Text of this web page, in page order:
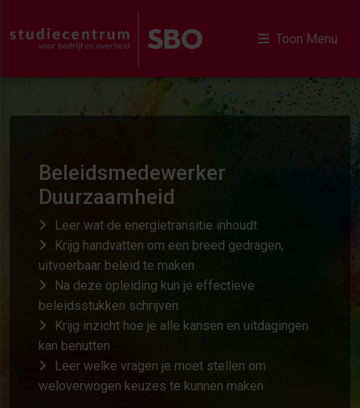
Toon Menu
Beleidsmedewerker
Duurzaamheid
Leer wat de energietransitie inhoudt
Krijg handvatten om een breed gedragen,
uitvoerbaar beleid te maken
Na deze opleiding kun je effectieve
beleidsstukken schrijven
Krijg inzicht hoe je alle kansen en uitdagingen
kan benutten
Leer welke vragen je moet stellen om
weloverwogen keuzes te kunnen maken